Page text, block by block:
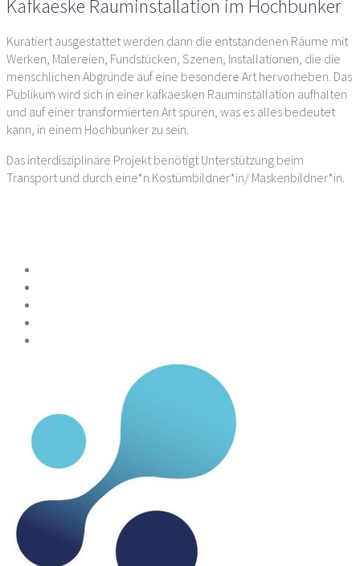
Kafkaeske Rauminstallation im Hochbunker
Kuratiert ausgestattet werden dann die entstandenen Räume mit
Werken, Malereien, Fundstücken, Szenen, Installationen, die die
menschlichen Abgründe auf eine besondere Art hervorheben. Das
Publikum wird sich in einer kafkaesken Rauminstallation aufhalten
und auf einer transformierten Art spüren, was es alles bedeutet
kann, in einem Hochbunker zu sein.
Das interdisziplinäre Projekt benötigt Unterstützung beim
Transport und durch eine*n Kostümbildner*in/ Maskenbildner*in.